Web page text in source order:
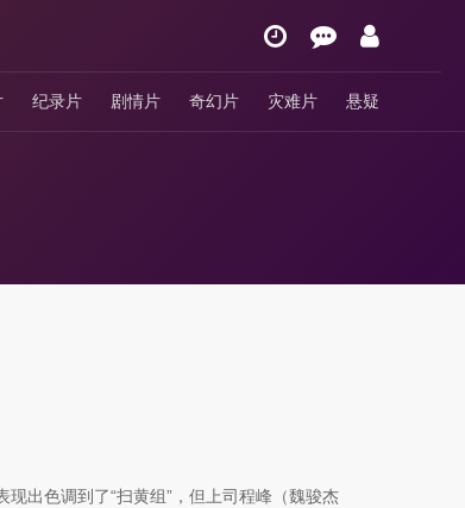
纪录片 剧情片 奇幻片 灾难片 悬疑
出色调到了“扫黄组”，但上司程峰（魏骏杰